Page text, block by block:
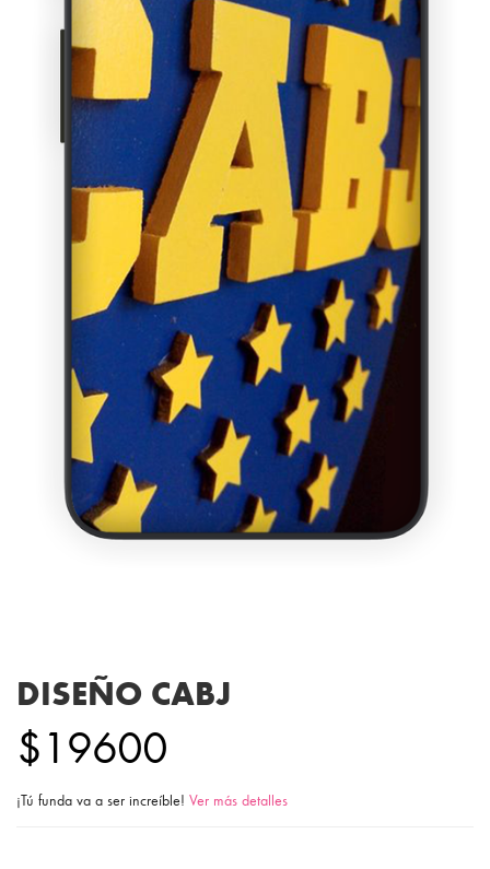
DISEÑO CABJ
$19600
¡Tú funda va a ser increíble! Ver más detalles